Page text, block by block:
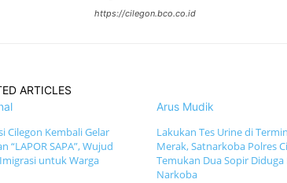
https://cilegon.bco.co.id
ARTICLES
Cilegon Kembali Gelar
“LAPOR SAPA”, Wujud
untuk Warga
Arus Mudik
Lakukan Tes Urine di
Merak, Satnarkoba Polres
Temukan Dua Sopir Diduga
Narkoba